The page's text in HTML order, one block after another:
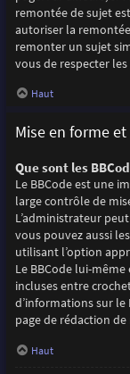
remontée de sujet
autoriser la
remonter un sujet
vous de respecter
Haut
Mise en forme
Que sont les
Le BBCode est une
large contrôle de
L’administrateur
vous pouvez aussi
utilisant l’option
Le BBCode lui-
incluses entre
d’informations sur le
page de rédaction de
Haut